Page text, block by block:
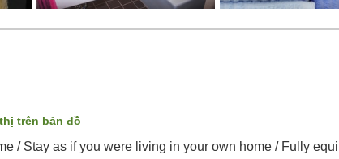
trên bản đồ
/ Stay as if you were living in your own home / Fully